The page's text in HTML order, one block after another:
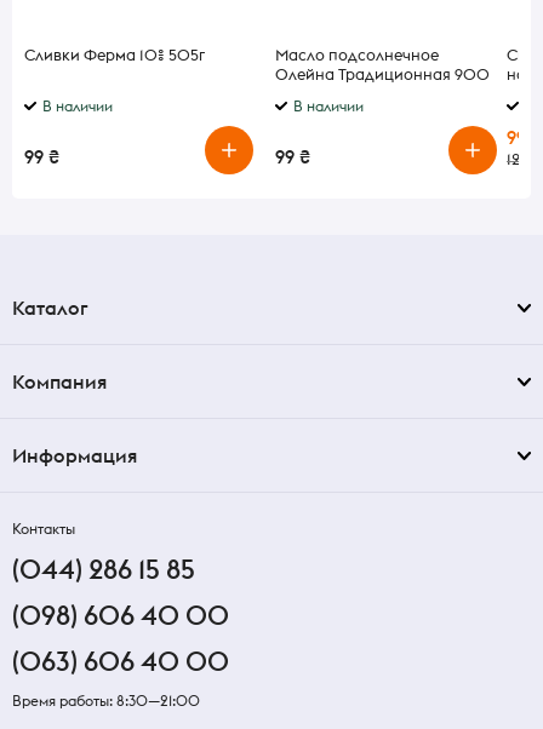
Сливки Ферма 10% 505г
В наличии
99 ₴
Масло подсолнечное
Олейна Традиционная 900
В наличии
99 ₴
Сыр
99 ₴
120
Каталог
Компания
Информация
Контакты
(044) 286 15 85
(098) 606 40 00
(063) 606 40 00
Время работы: 8:30—21:00